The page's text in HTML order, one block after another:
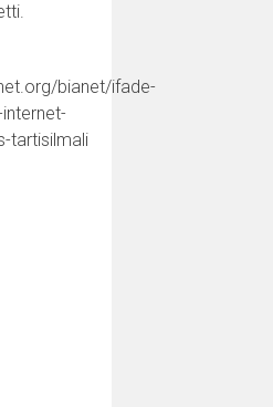
bianet/ifade-
tartisilmali